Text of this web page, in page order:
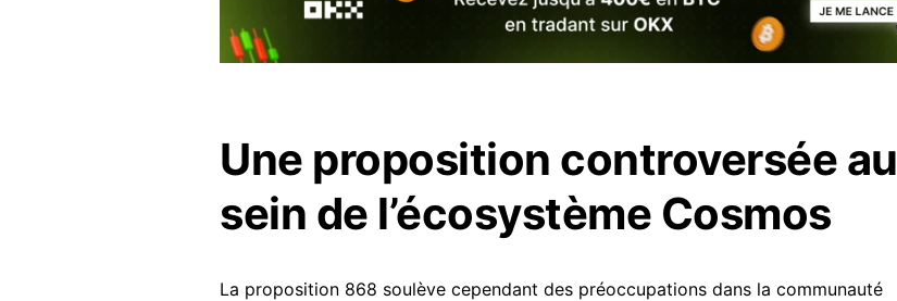
Une proposition controversée au
sein de l’écosystème Cosmos
La proposition 868 soulève cependant des préoccupations dans la communauté